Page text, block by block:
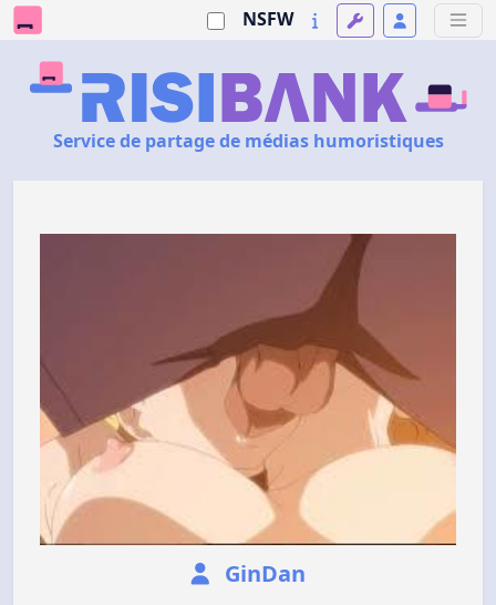
NSFW
Service de partage de médias humoristiques
GinDan